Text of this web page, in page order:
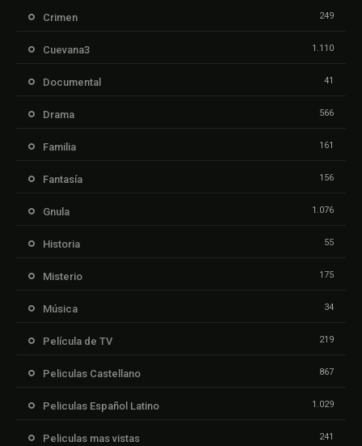
Crimen 249
Cuevana3 1.110
Documental 41
Drama 566
Familia 161
Fantasía 156
Gnula 1.076
Historia 55
Misterio 175
Música 34
Película de TV 219
Peliculas Castellano 867
Peliculas Español Latino 1.029
Peliculas mas vistas 241